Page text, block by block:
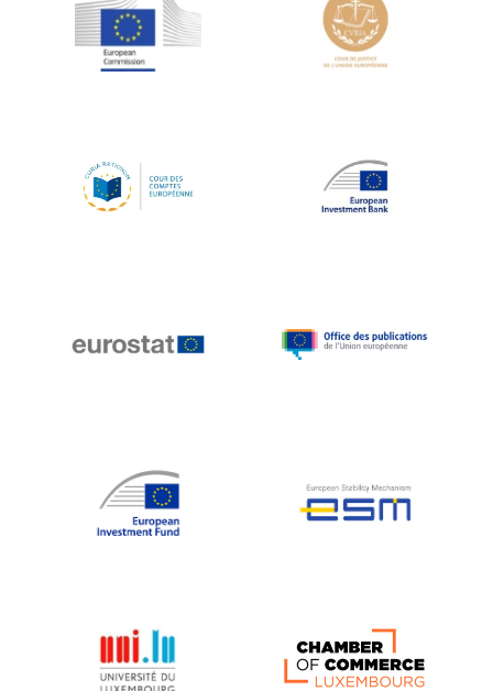
Jean-Louis Schiltz
Jean-Victor Louis
Johnny Åkerholm
Katharien L.C. Hunt
Klaus-Heiner Lehne
Koen LENAERTS
Lars Heikensten
Lucas Papademos
Máire Geoghegan-Quinn